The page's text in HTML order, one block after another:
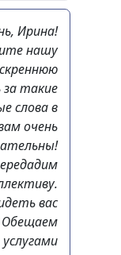
Ирина!
нашу
за такие
слова в
очень
вас
Обещаем